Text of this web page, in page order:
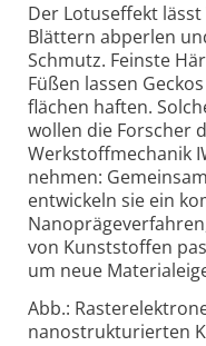
Der Lotuseffekt
Blättern abperlen
Schmutz. Feinste
Füßen lassen
flächen haften.
wollen die Forscher
Werkstoff­mechanik
nehmen:
entwickeln sie ein
von Kunst­stoffen
um neue
Abb.:
nanostrukturierten